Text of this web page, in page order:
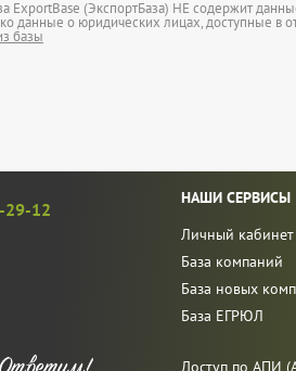
ExportBase (ЭкспортБаза) НЕ содержит
данные о юридических лицах, доступные в
базы
29-12
НАШИ СЕРВИСЫ
Личный кабинет
База компаний
База новых
База ЕГРЮЛ